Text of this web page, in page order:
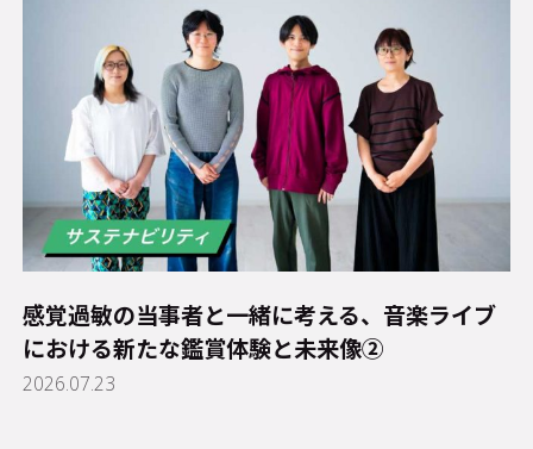
感覚過敏の当事者と一緒に考える、音楽ライブ
における新たな鑑賞体験と未来像②
2026.07.23